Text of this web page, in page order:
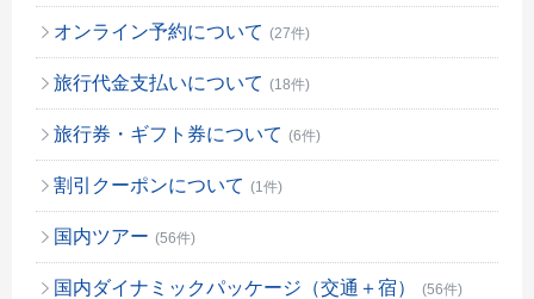
オンライン予約について (27件)
旅行代金支払いについて (18件)
旅行券・ギフト券について (6件)
割引クーポンについて (1件)
国内ツアー (56件)
国内ダイナミックパッケージ（交通＋宿） (56件)